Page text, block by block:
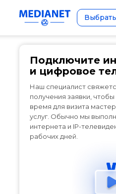
Наш специалист
получения заявки,
время для визита
услуг. Обычно мы
интернета и IP-
рабочих дней.
Подключите
и цифровое
цифровое